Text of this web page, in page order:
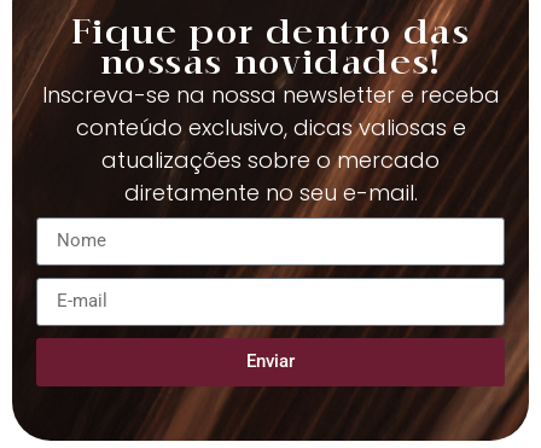
Fique por dentro das
nossas novidades!
Inscreva-se na nossa newsletter e receba
conteúdo exclusivo, dicas valiosas e
atualizações sobre o mercado
diretamente no seu e-mail.
Enviar